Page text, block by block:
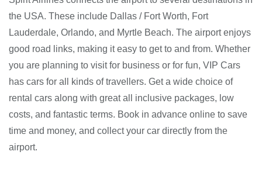
the USA. These include Dallas / Fort Worth, Fort
Lauderdale, Orlando, and Myrtle Beach. The airport enjoys
good road links, making it easy to get to and from. Whether
you are planning to visit for business or for fun, VIP Cars
has cars for all kinds of travellers. Get a wide choice of
rental cars along with great all inclusive packages, low
costs, and fantastic terms. Book in advance online to save
time and money, and collect your car directly from the
airport.